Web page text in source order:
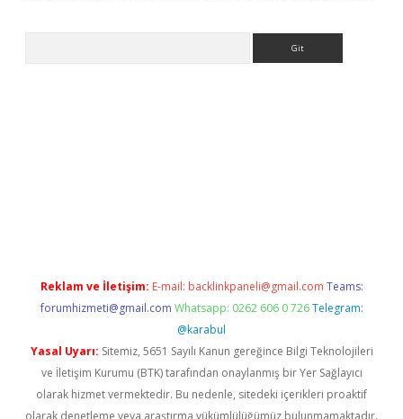
Reklam ve İletişim: E-mail: backlinkpaneli@gmail.com Teams:
forumhizmeti@gmail.com Whatsapp: 0262 606 0 726 Telegram:
@karabul
Yasal Uyarı: Sitemiz, 5651 Sayılı Kanun gereğince Bilgi Teknolojileri
ve İletişim Kurumu (BTK) tarafından onaylanmış bir Yer Sağlayıcı
olarak hizmet vermektedir. Bu nedenle, sitedeki içerikleri proaktif
olarak denetleme veya araştırma yükümlülüğümüz bulunmamaktadır.